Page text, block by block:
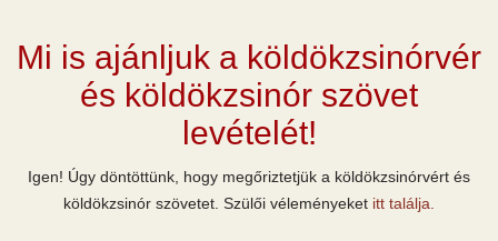
Mi is ajánljuk a köldökzsinórvér
és köldökzsinór szövet
levételét!
Igen! Úgy döntöttünk, hogy megőriztetjük a köldökzsinórvért és
köldökzsinór szövetet. Szülői véleményeket itt találja.